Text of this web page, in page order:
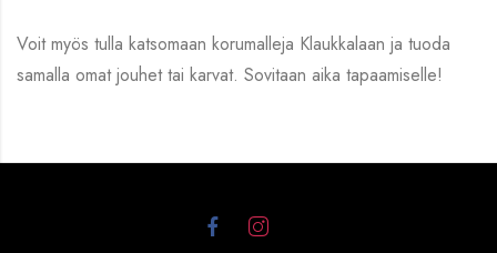
Voit myös tulla katsomaan korumalleja Klaukkalaan ja tuoda
samalla omat jouhet tai karvat. Sovitaan aika tapaamiselle!